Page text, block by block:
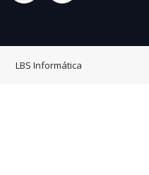
LBS Informática